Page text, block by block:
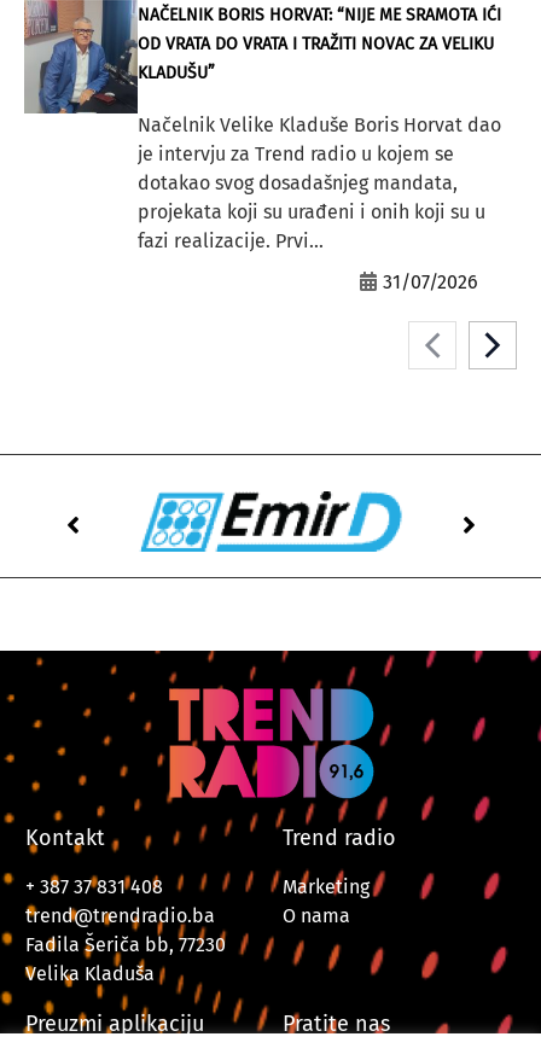
NAČELNIK BORIS HORVAT: “NIJE ME SRAMOTA IĆI
OD VRATA DO VRATA I TRAŽITI NOVAC ZA VELIKU
KLADUŠU”
Načelnik Velike Kladuše Boris Horvat dao
je intervju za Trend radio u kojem se
dotakao svog dosadašnjeg mandata,
projekata koji su urađeni i onih koji su u
fazi realizacije. Prvi...
31/07/2026
Kontakt
+ 387 37 831 408
trend@trendradio.ba
Fadila Šeriča bb, 77230
Velika Kladuša
Trend radio
Marketing
O nama
Preuzmi aplikaciju Pratite nas